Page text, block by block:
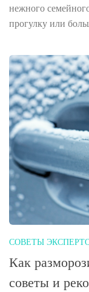
нежного
прогулку или
СОВЕТЫ
Как
советы и